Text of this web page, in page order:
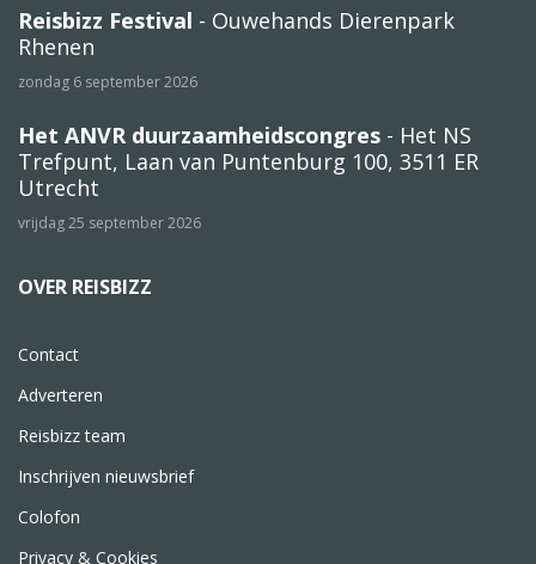
Reisbizz Festival - Ouwehands Dierenpark
Rhenen
zondag 6 september 2026
Het ANVR duurzaamheidscongres - Het NS
Trefpunt, Laan van Puntenburg 100, 3511 ER
Utrecht
vrijdag 25 september 2026
OVER REISBIZZ
Contact
Adverteren
Reisbizz team
Inschrijven nieuwsbrief
Colofon
Privacy & Cookies